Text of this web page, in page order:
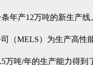
年产12万吨的新生产线
（MELS）为生产高
吨/年的生产能力得到